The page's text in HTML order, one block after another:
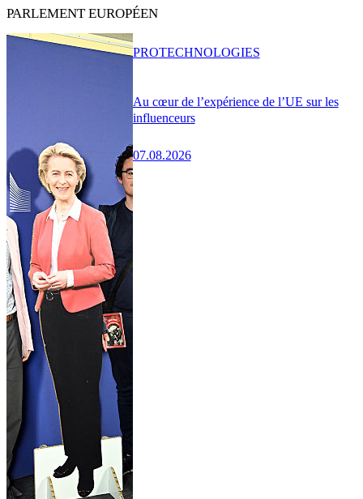
PARLEMENT EUROPÉEN
Au cœur de l’expérience de l’UE sur les
influenceurs
07.08.2026
PROTECHNOLOGIES